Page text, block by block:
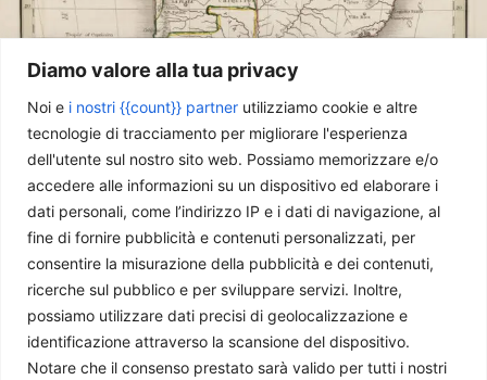
Diamo valore alla tua privacy
Noi e i nostri {{count}} partner utilizziamo cookie e altre
tecnologie di tracciamento per migliorare l'esperienza
dell'utente sul nostro sito web. Possiamo memorizzare e/o
accedere alle informazioni su un dispositivo ed elaborare i
dati personali, come l’indirizzo IP e i dati di navigazione, al
fine di fornire pubblicità e contenuti personalizzati, per
consentire la misurazione della pubblicità e dei contenuti,
ricerche sul pubblico e per sviluppare servizi. Inoltre,
possiamo utilizzare dati precisi di geolocalizzazione e
identificazione attraverso la scansione del dispositivo.
Notare che il consenso prestato sarà valido per tutti i nostri
L’Indice di Corruzione 2024 rivela un’America Latina in
crisi
Ildebrando Ceolin - 11 Aprile 2025